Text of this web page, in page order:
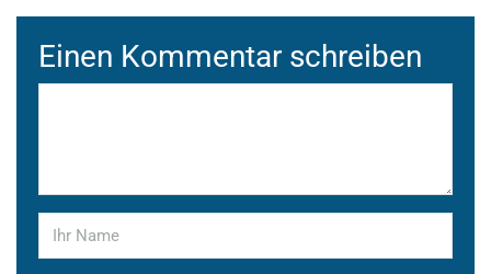
Einen Kommentar schreiben